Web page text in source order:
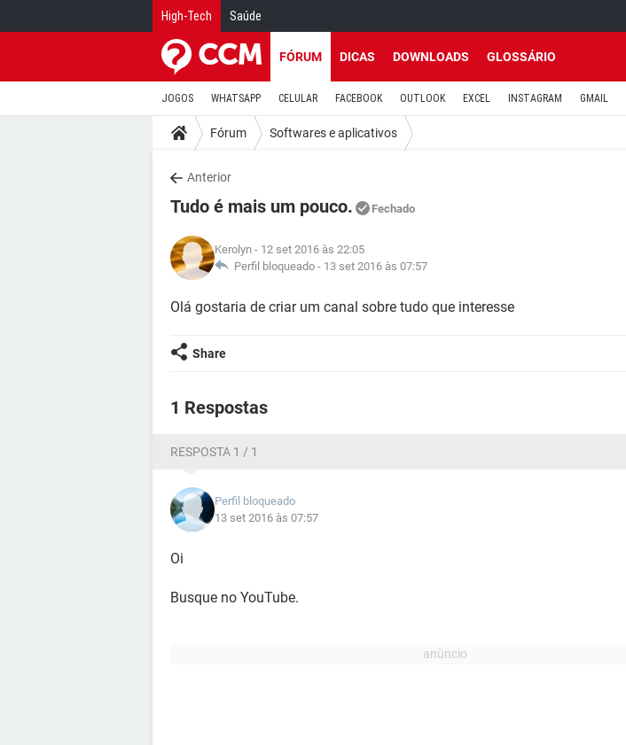
High-Tech Saúde
FÓRUM DICAS DOWNLOADS GLOSSÁRIO
JOGOS WHATSAPP CELULAR FACEBOOK OUTLOOK EXCEL INSTAGRAM GMAIL
Fórum Softwares e aplicativos
Anterior
Tudo é mais um pouco. Fechado
Kerolyn - 12 set 2016 às 22:05
Perfil bloqueado - 13 set 2016 às 07:57
Olá gostaria de criar um canal sobre tudo que interesse
Share
1 Respostas
RESPOSTA 1 / 1
Perfil bloqueado
13 set 2016 às 07:57
Oi
Busque no YouTube.